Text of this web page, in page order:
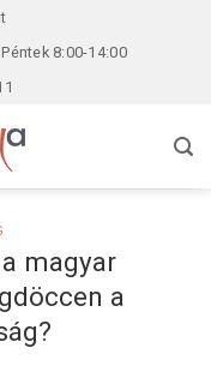
8:00-14:00
magyar
a